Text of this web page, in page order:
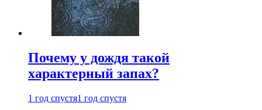
Почему у дождя такой
характерный запах?
1 год спустя1 год спустя